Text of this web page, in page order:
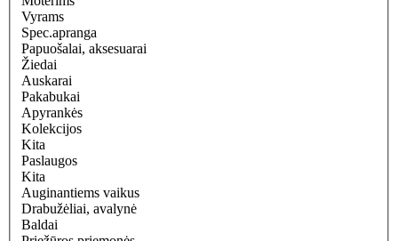
Vyrams
Spec.apranga
Papuošalai, aksesuarai
Žiedai
Auskarai
Pakabukai
Apyrankės
Kolekcijos
Kita
Paslaugos
Kita
Auginantiems vaikus
Drabužėliai, avalynė
Baldai